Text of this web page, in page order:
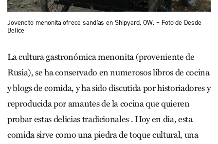
Jovencito menonita ofrece sandías en Shipyard, OW. – Foto de Desde
Belice
La cultura gastronómica menonita (proveniente de
Rusia), se ha conservado en numerosos libros de cocina
y blogs de comida, y ha sido discutida por historiadores y
reproducida por amantes de la cocina que quieren
probar estas delicias tradicionales . Hoy en día, esta
comida sirve como una piedra de toque cultural, una